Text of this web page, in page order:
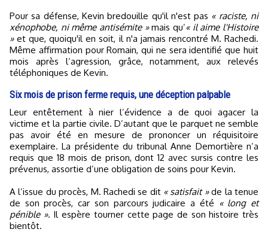
Pour sa défense, Kevin bredouille qu'il n'est pas « raciste, ni
xénophobe, ni même antisémite »mais qu’« il aime l'Histoire
»et que, quoiqu'il en soit, il n'a jamais rencontré M. Rachedi.
Même affirmation pour Romain, qui ne sera identifié que huit
mois après l’agression, grâce, notamment, aux relevés
téléphoniques de Kevin.
Six mois de prison ferme requis, une déception palpable
Leur entêtement à nier l’évidence a de quoi agacer la
victime et la partie civile. D’autant que le parquet ne semble
pas avoir été en mesure de prononcer un réquisitoire
exemplaire. La présidente du tribunal Anne Demortière n’a
requis que 18 mois de prison, dont 12 avec sursis contre les
prévenus, assortie d’une obligation de soins pour Kevin.
A l’issue du procès, M. Rachedi se dit « satisfait »de la tenue
de son procès, car son parcours judicaire a été « long et
pénible ». Il espère tourner cette page de son histoire très
bientôt.